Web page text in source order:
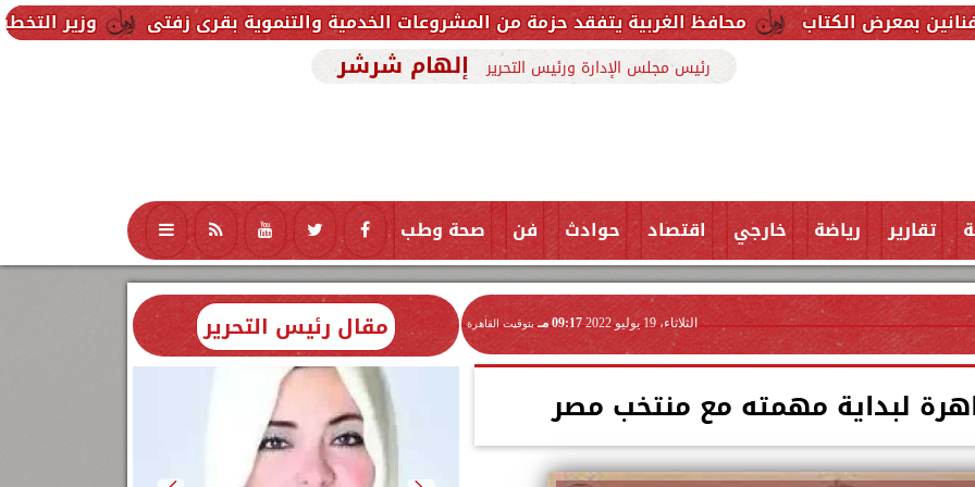
وزير التخطيط يتابع محافظ الغربية يتفقد حزمة من المشروعات الخدمية والتنموية بقرى زفتى
رئيس مجلس الإدارة ورئيس التحرير إلهام شرشر
تقارير رياضة خارجي اقتصاد حوادث فن صحة وطب تكنولوجيا منوعات محافظات
الثلاثاء، 19 يوليو 2022 09:17 مـ بتوقيت القاهرة
لبداية مهمته مع منتخب مصر
مقال رئيس التحرير